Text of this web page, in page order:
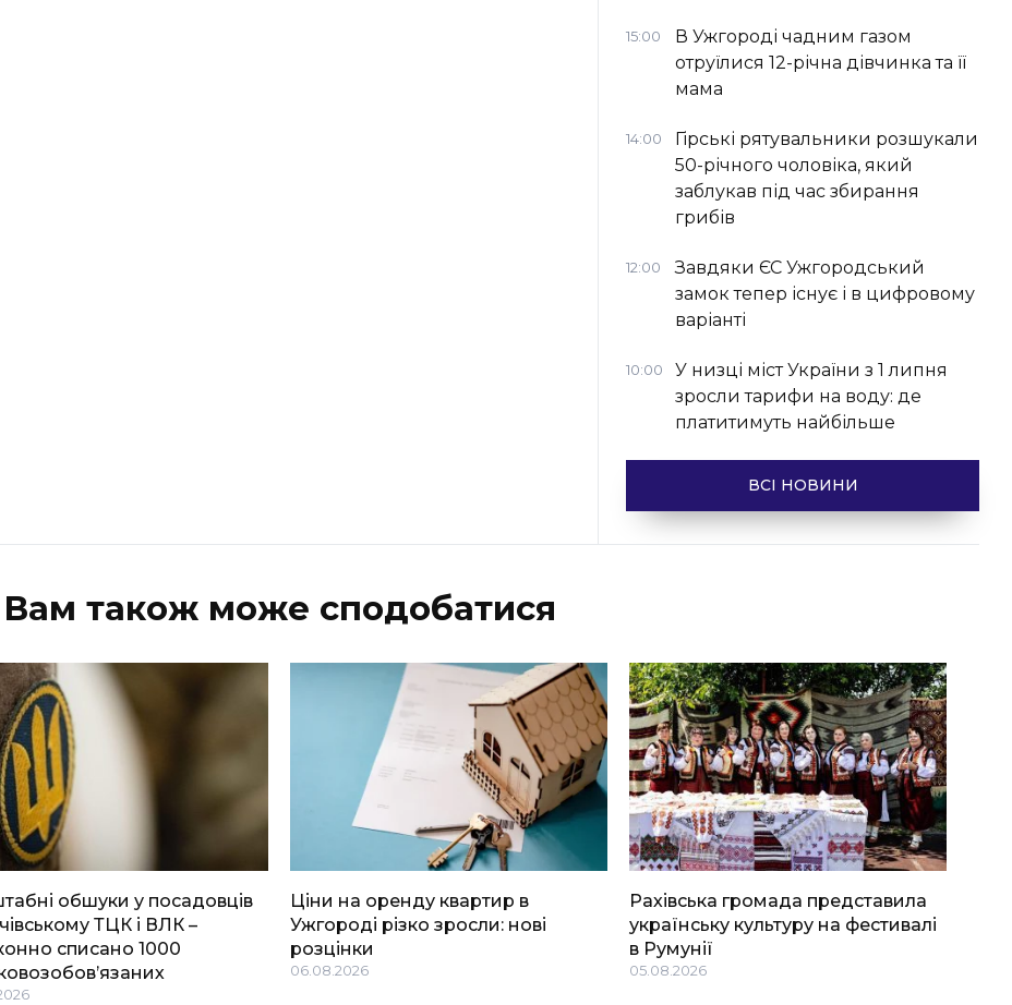
15:00
В Ужгороді чадним газом
отруїлися 12-річна дівчинка та її
мама
14:00
Гірські рятувальники розшукали
50-річного чоловіка, який
заблукав під час збирання
грибів
12:00
Завдяки ЄС Ужгородський
замок тепер існує і в цифровому
варіанті
10:00
У низці міст України з 1 липня
зросли тарифи на воду: де
платитимуть найбільше
ВСІ НОВИНИ
Вам також може сподобатися
обшуки у посадовців
ТЦК і ВЛК –
списано 1000
Ціни на оренду квартир в
Ужгороді різко зросли: нові
розцінки
06.08.2026
Рахівська громада представила
українську культуру на фестивалі
в Румунії
05.08.2026